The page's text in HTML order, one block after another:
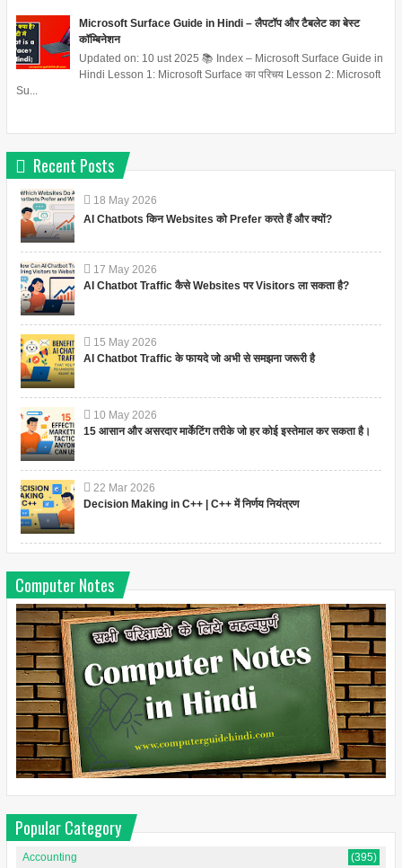
Microsoft Surface Guide in Hindi – लैपटॉप और टैबलेट का बेस्ट
कॉम्बिनेशन
Updated on: 10 ust 2025 📚 Index – Microsoft Surface Guide in
Hindi Lesson 1: Microsoft Surface का परिचय Lesson 2: Microsoft
Su...
Recent Posts
18 May 2026
AI Chatbots किन Websites को Prefer करते हैं और क्यों?
17 May 2026
AI Chatbot Traffic कैसे Websites पर Visitors ला सकता है?
15 May 2026
AI Chatbot Traffic के फायदे जो अभी से समझना जरूरी है
10 May 2026
15 आसान और असरदार मार्केटिंग तरीके जो हर कोई इस्तेमाल कर सकता है।
22 Mar 2026
Decision Making in C++ | C++ में निर्णय नियंत्रण
Computer Notes
Popular Category
Accounting (395)